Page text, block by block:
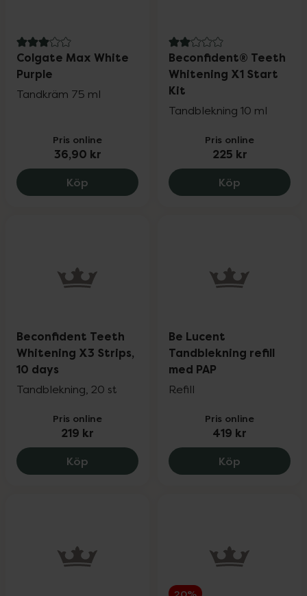
3 av 5 i omdöme
Colgate Max White
Purple
Tandkräm 75 ml
Pris online
36,90 kr
Köp Colgate Max White Purple, 36.9 kr.
2 av 5 i omdöme
Beconfident® Teeth
Whitening X1 Start
Kit
Tandblekning 10 ml
Pris online
225 kr
Köp
Beconfident Teeth
Whitening X3 Strips,
10 days
Tandblekning, 20 st
Pris online
219 kr
Köp Beconfident Teeth Whitening X3
Be Lucent
Tandblekning refill
med PAP
Refill
Pris online
419 kr
Köp Be Lucent